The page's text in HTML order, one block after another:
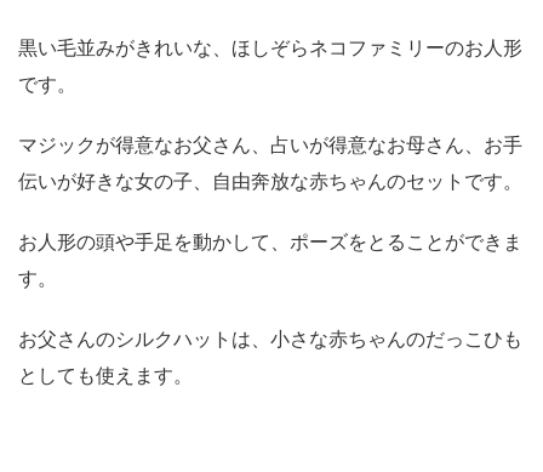
黒い毛並みがきれいな、ほしぞらネコファミリーのお人形
です。
マジックが得意なお父さん、占いが得意なお母さん、お手
伝いが好きな女の子、自由奔放な赤ちゃんのセットです。
お人形の頭や手足を動かして、ポーズをとることができま
す。
お父さんのシルクハットは、小さな赤ちゃんのだっこひも
としても使えます。